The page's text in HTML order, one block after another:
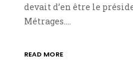
devait d’en être le
Métrages.…
READ MORE